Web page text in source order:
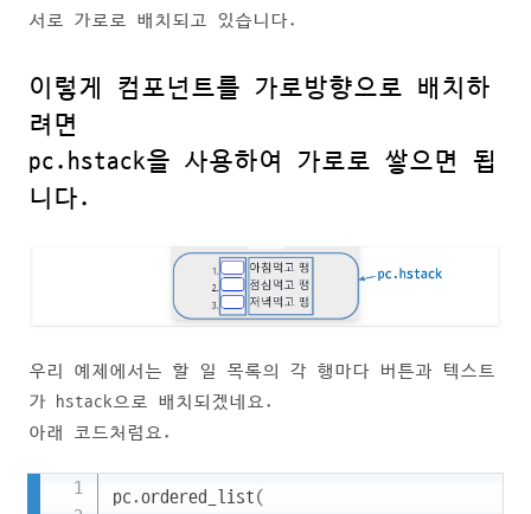
서로 가로로 배치되고 있습니다.
이렇게 컴포넌트를 가로방향으로 배치하
려면
pc.hstack을 사용하여 가로로 쌓으면 됩
니다.
우리 예제에서는 할 일 목록의 각 행마다 버튼과 텍스트
가 hstack으로 배치되겠네요.
아래 코드처럼요.
pc.ordered_list(